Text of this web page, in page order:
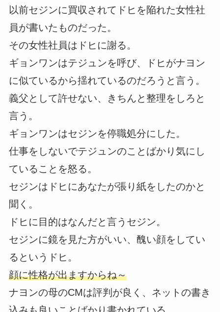
以前セジンに買収されてドヒを陥れた女性社
員が書いたものだった。
その女性社員はドヒに謝る。
ギョンワンはテジュンを呼び、ドヒがナヨン
に似ているから揺れているのだろうと言う。
義父として許せない、きちんと整理をしろと
言う。
ギョンワンはセジンを停職処分にした。
仕事をしないでテジュンのことばかり気にし
ていることを怒る。
セジンはドヒにあなたが張り紙をしたのかと
聞く。
ドヒに目的はなんだと言うセジン。
セジンに鏡を見た方がいい、醜い顔をしてい
るというドヒ。
顔に性格が出ますからね～
ナヨンの母のCMは評判が良く、ネットの書き